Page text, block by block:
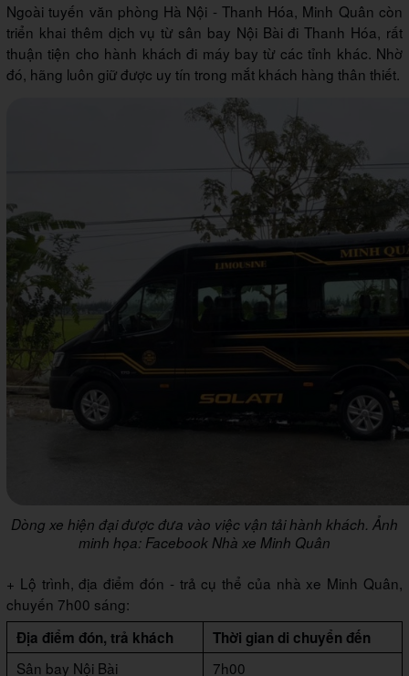
Ngoài tuyến văn phòng Hà Nội - Thanh Hóa, Minh Quân còn
triển khai thêm dịch vụ từ sân bay Nội Bài đi Thanh Hóa, rất
thuận tiện cho hành khách đi máy bay từ các tỉnh khác. Nhờ
đó, hãng luôn giữ được uy tín trong mắt khách hàng thân thiết.
Dòng xe hiện đại được đưa vào việc vận tải hành khách. Ảnh
minh họa: Facebook Nhà xe Minh Quân
+ Lộ trình, địa điểm đón - trả cụ thể của nhà xe Minh Quân,
chuyến 7h00 sáng:
Địa điểm đón, trả khách
Thời gian di chuyển đến
Sân bay Nội Bài
7h00